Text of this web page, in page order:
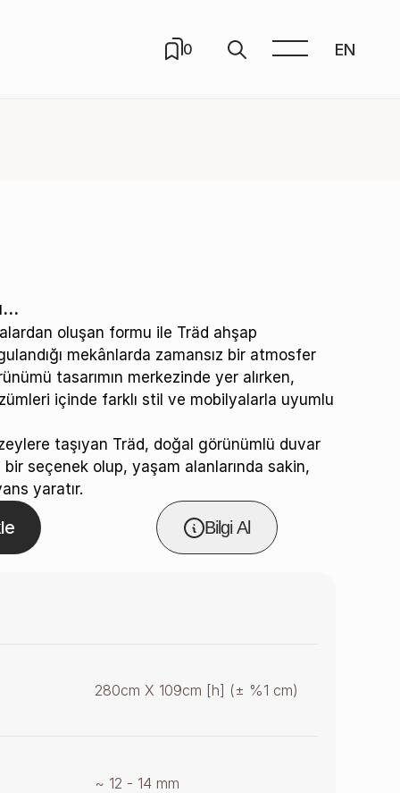
0 EN
oluşan formu ile Träd ahşap
mekânlarda zamansız bir atmosfer
tasarımın merkezinde yer alırken,
içinde farklı stil ve mobilyalarla uyumlu
taşıyan Träd, doğal görünümlü duvar
seçenek olup, yaşam alanlarında sakin,
yaratır.
Bilgi Al
280cm X 109cm [h] (± %1 cm)
~ 12 - 14 mm